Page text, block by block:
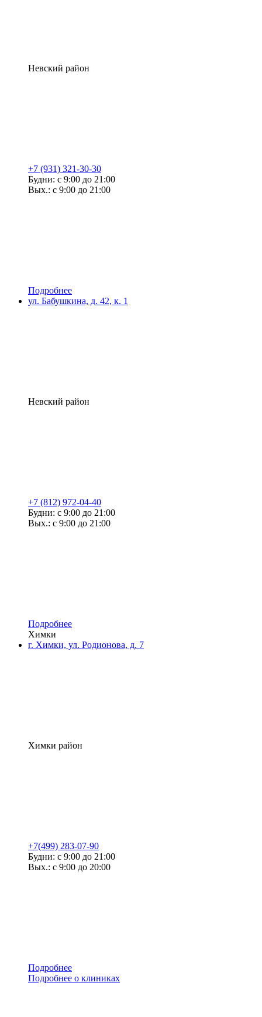
Невский район
+7 (931) 321-30-30
Будни: с 9:00 до 21:00
Вых.: с 9:00 до 21:00
Подробнее
ул. Бабушкина, д. 42, к. 1
Невский район
+7 (812) 972-04-40
Будни: с 9:00 до 21:00
Вых.: с 9:00 до 21:00
Подробнее
Химки
г. Химки, ул. Родионова, д. 7
Химки район
+7(499) 283-07-90
Будни: с 9:00 до 21:00
Вых.: с 9:00 до 20:00
Подробнее
Подробнее о клиниках